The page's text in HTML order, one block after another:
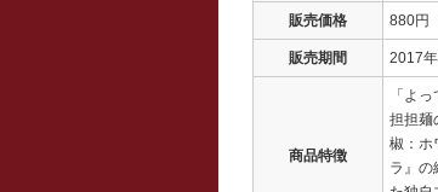
販売価格 880円
販売期間 2017
商品特徴
「よ
担担麺
椒：ホ
ラ』の